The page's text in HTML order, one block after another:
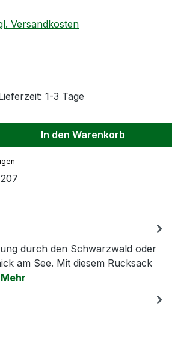
Versandkosten
von 5 von 5 Sternen
1-3 Tage
Gib den gewünschten
In den Warenkorb
durch den Schwarzwald oder
am See. Mit diesem Rucksack
Mehr